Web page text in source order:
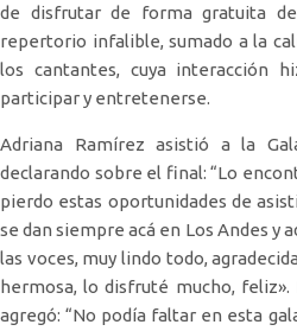
de disfrutar de forma gratuita
repertorio infalible, sumado a la
los cantantes, cuya interacción
participar y entretenerse.
Adriana Ramírez asistió a la
declarando sobre el final: “Lo
pierdo estas oportunidades de
se dan siempre acá en Los Andes y
las voces, muy lindo todo,
hermosa, lo disfruté mucho, feliz».
agregó: “No podía faltar en esta